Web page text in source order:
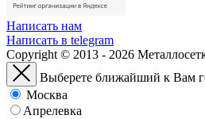
Написать нам
Написать в telegram
Copyright © 2013 - 2026
Выберете ближайший к Вам
Москва
Апрелевка